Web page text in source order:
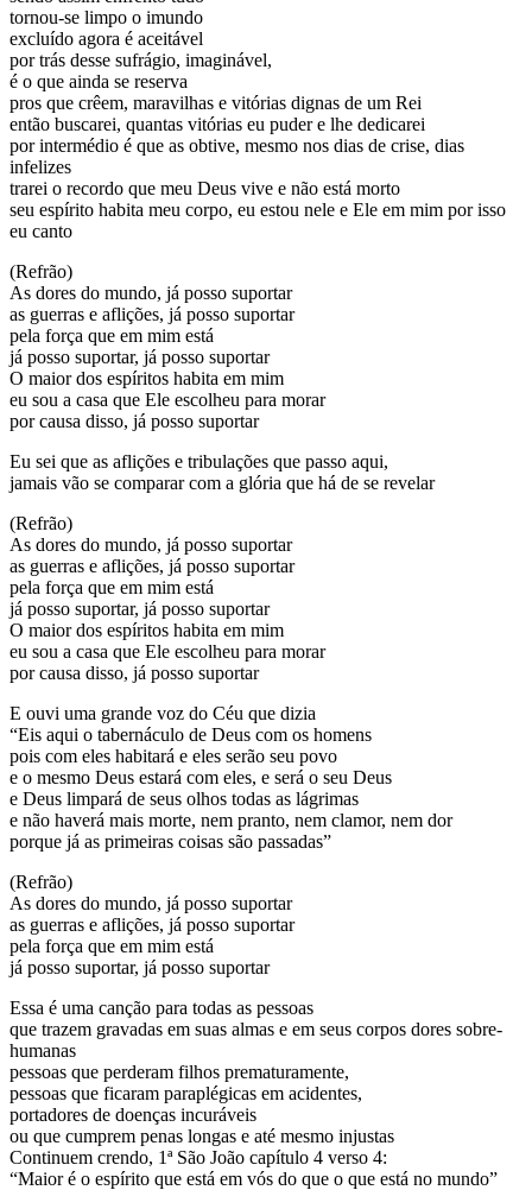
tornou-se limpo o imundo
excluído agora é aceitável
por trás desse sufrágio, imaginável,
é o que ainda se reserva
pros que crêem, maravilhas e vitórias dignas de um Rei
então buscarei, quantas vitórias eu puder e lhe dedicarei
por intermédio é que as obtive, mesmo nos dias de crise, dias
infelizes
trarei o recordo que meu Deus vive e não está morto
seu espírito habita meu corpo, eu estou nele e Ele em mim por isso
eu canto
(Refrão)
As dores do mundo, já posso suportar
as guerras e aflições, já posso suportar
pela força que em mim está
já posso suportar, já posso suportar
O maior dos espíritos habita em mim
eu sou a casa que Ele escolheu para morar
por causa disso, já posso suportar
Eu sei que as aflições e tribulações que passo aqui,
jamais vão se comparar com a glória que há de se revelar
(Refrão)
As dores do mundo, já posso suportar
as guerras e aflições, já posso suportar
pela força que em mim está
já posso suportar, já posso suportar
O maior dos espíritos habita em mim
eu sou a casa que Ele escolheu para morar
por causa disso, já posso suportar
E ouvi uma grande voz do Céu que dizia
“Eis aqui o tabernáculo de Deus com os homens
pois com eles habitará e eles serão seu povo
e o mesmo Deus estará com eles, e será o seu Deus
e Deus limpará de seus olhos todas as lágrimas
e não haverá mais morte, nem pranto, nem clamor, nem dor
porque já as primeiras coisas são passadas”
(Refrão)
As dores do mundo, já posso suportar
as guerras e aflições, já posso suportar
pela força que em mim está
já posso suportar, já posso suportar
Essa é uma canção para todas as pessoas
que trazem gravadas em suas almas e em seus corpos dores sobre-
humanas
pessoas que perderam filhos prematuramente,
pessoas que ficaram paraplégicas em acidentes,
portadores de doenças incuráveis
ou que cumprem penas longas e até mesmo injustas
Continuem crendo, 1ª São João capítulo 4 verso 4:
“Maior é o espírito que está em vós do que o que está no mundo”